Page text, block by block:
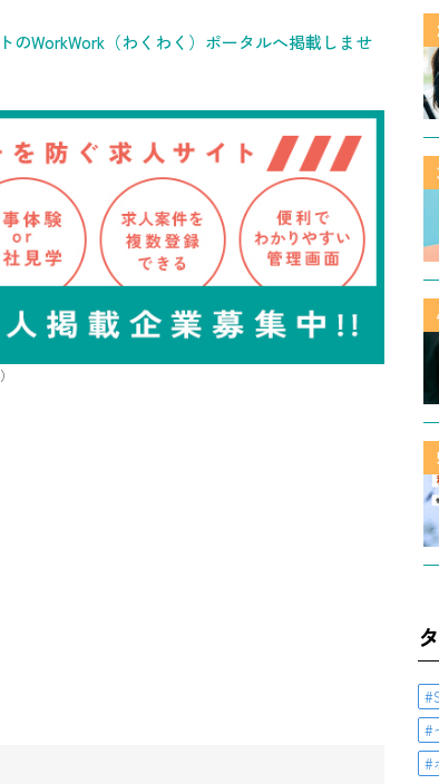
WorkWork（わくわく）ポータルへ掲載しませ